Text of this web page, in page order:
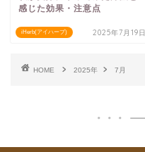
iHerb(アイハーブ)
感じた効果・注意点
2025年7月19日
HOME 2025年 7月